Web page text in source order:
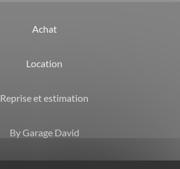
Achat
Location
Reprise et estimation
By Garage David